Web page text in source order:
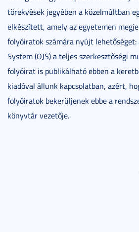
törekvések jegyében a közelmúltban
elkészített, amely az egyetemen
folyóiratok számára nyújt lehetőséget:
System (OJS) a teljes szerkesztőségi
folyóirat is publikálható ebben a
kiadóval állunk kapcsolatban, azért,
folyóiratok bekerüljenek ebbe a
könyvtár vezetője.